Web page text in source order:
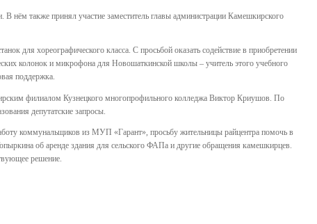
нём также принял участие заместитель главы администрации Камешкирского
для хореографического класса. С просьбой оказать содействие в приобретении
колонок и микрофона для Новошаткинской школы – учитель этого учебного
поддержка.
филиалом Кузнецкого многопрофильного колледжа Виктор Криушов. По
депутатские запросы.
коммунальщиков из МУП «Гарант», просьбу жительницы райцентра помочь в
об аренде здания для сельского ФАПа и другие обращения камешкирцев.
решение.